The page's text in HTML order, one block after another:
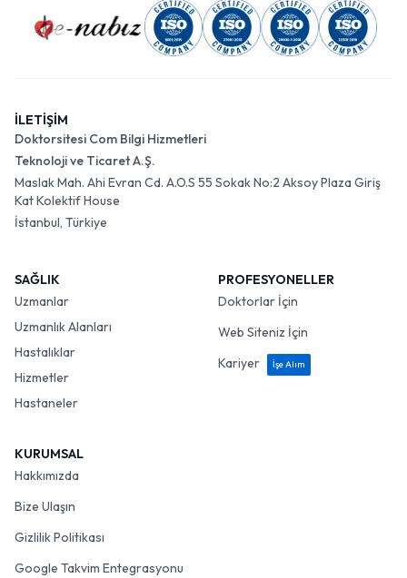
İLETİŞİM
Doktorsitesi Com Bilgi Hizmetleri
Teknoloji ve Ticaret A.Ş.
Maslak Mah. Ahi Evran Cd. A.O.S 55 Sokak No:2 Aksoy Plaza Giriş
Kat Kolektif House
İstanbul, Türkiye
SAĞLIK
Uzmanlar
Uzmanlık Alanları
Hastalıklar
Hizmetler
Hastaneler
PROFESYONELLER
Doktorlar İçin
Web Siteniz İçin
Kariyer
İşe Alım
KURUMSAL
Hakkımızda
Bize Ulaşın
Gizlilik Politikası
Google Takvim Entegrasyonu